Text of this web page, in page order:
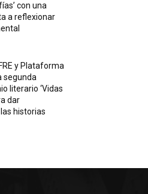
con una
a reflexionar
y Plataforma
segunda
literario ‘Vidas
dar
historias